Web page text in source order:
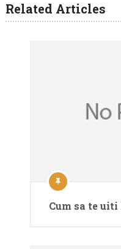
Related Articles
Cum sa te uiti